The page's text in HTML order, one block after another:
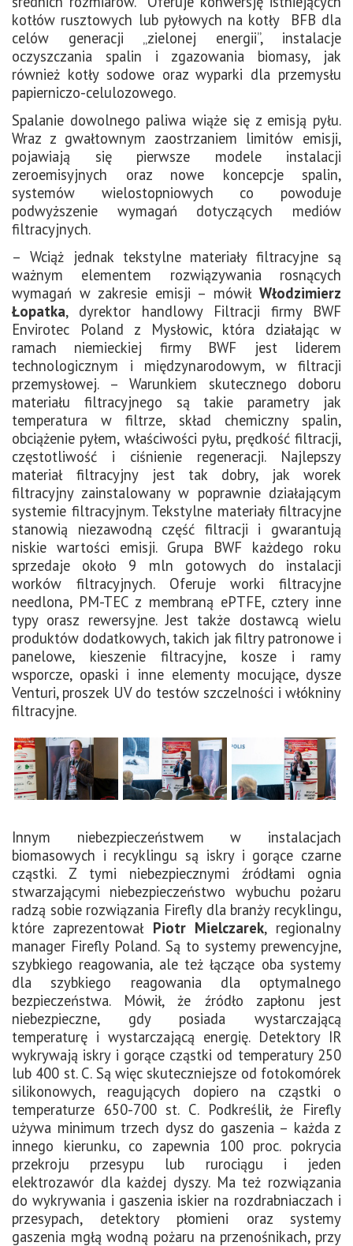
kotłów rusztowych lub pyłowych na kotły BFB dla
celów generacji „zielonej energii”, instalacje
oczyszczania spalin i zgazowania biomasy, jak
również kotły sodowe oraz wyparki dla przemysłu
papierniczo-celulozowego.
Spalanie dowolnego paliwa wiąże się z emisją pyłu.
Wraz z gwałtownym zaostrzaniem limitów emisji,
pojawiają się pierwsze modele instalacji
zeroemisyjnych oraz nowe koncepcje spalin,
systemów wielostopniowych co powoduje
podwyższenie wymagań dotyczących mediów
filtracyjnych.
– Wciąż jednak tekstylne materiały filtracyjne są
ważnym elementem rozwiązywania rosnących
wymagań w zakresie emisji – mówił Włodzimierz
Łopatka, dyrektor handlowy Filtracji firmy BWF
Envirotec Poland z Mysłowic, która działając w
ramach niemieckiej firmy BWF jest liderem
technologicznym i międzynarodowym, w filtracji
przemysłowej. – Warunkiem skutecznego doboru
materiału filtracyjnego są takie parametry jak
temperatura w filtrze, skład chemiczny spalin,
obciążenie pyłem, właściwości pyłu, prędkość filtracji,
częstotliwość i ciśnienie regeneracji. Najlepszy
materiał filtracyjny jest tak dobry, jak worek
filtracyjny zainstalowany w poprawnie działającym
systemie filtracyjnym. Tekstylne materiały filtracyjne
stanowią niezawodną część filtracji i gwarantują
niskie wartości emisji. Grupa BWF każdego roku
sprzedaje około 9 mln gotowych do instalacji
worków filtracyjnych. Oferuje worki filtracyjne
needlona, PM-TEC z membraną ePTFE, cztery inne
typy orasz rewersyjne. Jest także dostawcą wielu
produktów dodatkowych, takich jak filtry patronowe i
panelowe, kieszenie filtracyjne, kosze i ramy
wsporcze, opaski i inne elementy mocujące, dysze
Venturi, proszek UV do testów szczelności i włókniny
filtracyjne.
Innym niebezpieczeństwem w instalacjach
biomasowych i recyklingu są iskry i gorące czarne
cząstki. Z tymi niebezpiecznymi źródłami ognia
stwarzającymi niebezpieczeństwo wybuchu pożaru
radzą sobie rozwiązania Firefly dla branży recyklingu,
które zaprezentował Piotr Mielczarek, regionalny
manager Firefly Poland. Są to systemy prewencyjne,
szybkiego reagowania, ale też łączące oba systemy
dla szybkiego reagowania dla optymalnego
bezpieczeństwa. Mówił, że źródło zapłonu jest
niebezpieczne, gdy posiada wystarczającą
temperaturę i wystarczającą energię. Detektory IR
wykrywają iskry i gorące cząstki od temperatury 250
lub 400 st. C. Są więc skuteczniejsze od fotokomórek
silikonowych, reagujących dopiero na cząstki o
temperaturze 650-700 st. C. Podkreślił, że Firefly
używa minimum trzech dysz do gaszenia – każda z
innego kierunku, co zapewnia 100 proc. pokrycia
przekroju przesypu lub rurociągu i jeden
elektrozawór dla każdej dyszy. Ma też rozwiązania
do wykrywania i gaszenia iskier na rozdrabniaczach i
przesypach, detektory płomieni oraz systemy
gaszenia mgłą wodną pożaru na przenośnikach, przy